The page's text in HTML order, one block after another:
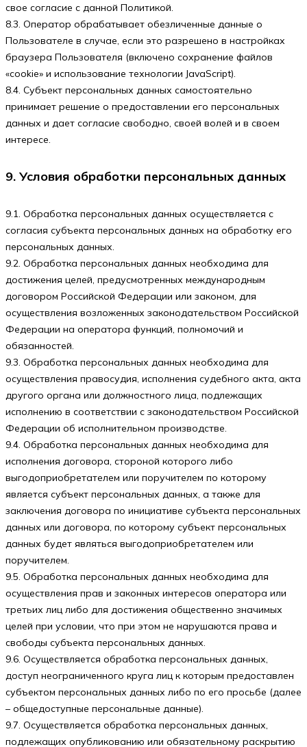
свое согласие с данной Политикой.
8.3. Оператор обрабатывает обезличенные данные о
Пользователе в случае, если это разрешено в настройках
браузера Пользователя (включено сохранение файлов
«cookie» и использование технологии JavaScript).
8.4. Субъект персональных данных самостоятельно
принимает решение о предоставлении его персональных
данных и дает согласие свободно, своей волей и в своем
интересе.
9. Условия обработки персональных данных
9.1. Обработка персональных данных осуществляется с
согласия субъекта персональных данных на обработку его
персональных данных.
9.2. Обработка персональных данных необходима для
достижения целей, предусмотренных международным
договором Российской Федерации или законом, для
осуществления возложенных законодательством Российской
Федерации на оператора функций, полномочий и
обязанностей.
9.3. Обработка персональных данных необходима для
осуществления правосудия, исполнения судебного акта, акта
другого органа или должностного лица, подлежащих
исполнению в соответствии с законодательством Российской
Федерации об исполнительном производстве.
9.4. Обработка персональных данных необходима для
исполнения договора, стороной которого либо
выгодоприобретателем или поручителем по которому
является субъект персональных данных, а также для
заключения договора по инициативе субъекта персональных
данных или договора, по которому субъект персональных
данных будет являться выгодоприобретателем или
поручителем.
9.5. Обработка персональных данных необходима для
осуществления прав и законных интересов оператора или
третьих лиц либо для достижения общественно значимых
целей при условии, что при этом не нарушаются права и
свободы субъекта персональных данных.
9.6. Осуществляется обработка персональных данных,
доступ неограниченного круга лиц к которым предоставлен
субъектом персональных данных либо по его просьбе (далее
– общедоступные персональные данные).
9.7. Осуществляется обработка персональных данных,
подлежащих опубликованию или обязательному раскрытию